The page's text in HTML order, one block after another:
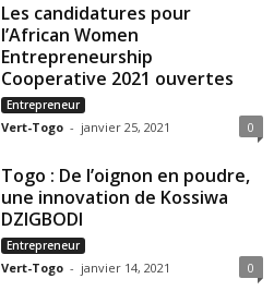
Les candidatures pour
l’African Women
Entrepreneurship
Cooperative 2021 ouvertes
Entrepreneur
Vert-Togo - janvier 25, 2021 0
Togo : De l’oignon en poudre,
une innovation de Kossiwa
DZIGBODI
Entrepreneur
Vert-Togo - janvier 14, 2021 0